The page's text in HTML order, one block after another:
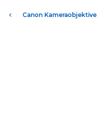
Canon Kameraobjektive